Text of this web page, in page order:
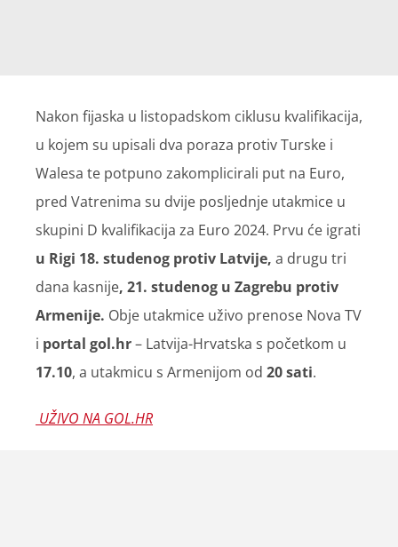
Nakon fijaska u listopadskom ciklusu kvalifikacija,
u kojem su upisali dva poraza protiv Turske i
Walesa te potpuno zakomplicirali put na Euro,
pred Vatrenima su dvije posljednje utakmice u
skupini D kvalifikacija za Euro 2024. Prvu će igrati
u Rigi 18. studenog protiv Latvije, a drugu tri
dana kasnije, 21. studenog u Zagrebu protiv
Armenije. Obje utakmice uživo prenose Nova TV
i portal gol.hr– Latvija-Hrvatska s početkom u
17.10, a utakmicu s Armenijom od 20 sati.
UŽIVO NA GOL.HR